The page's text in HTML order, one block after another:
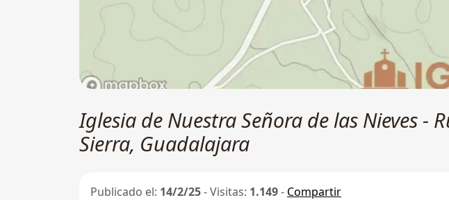
Iglesia de Nuestra Señora de las Nieves -
Sierra, Guadalajara
Publicado el: 14/2/25-Visitas: 1.149- Compartir